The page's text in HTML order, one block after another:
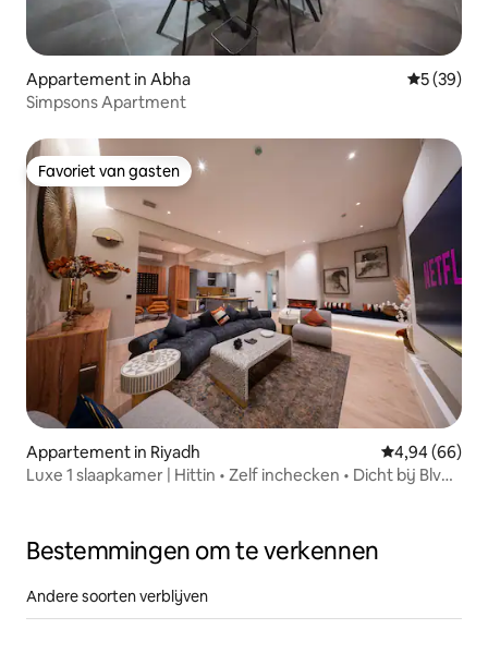
Appartement in Abha
5 (39)
Simpsons Apartment
Favoriet van gasten
Favoriet van gasten
Appartement in Riyadh Gemiddelde
4,94 (66)
Luxe 1 slaapkamer | Hittin • Zelf inchecken • Dicht bij Blvd
Bestemmingen om te verkennen
Andere soorten verblijven